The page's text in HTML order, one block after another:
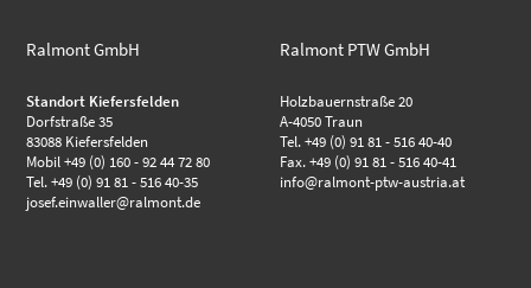
Ralmont GmbH
Standort Kiefersfelden
Dorfstraße 35
83088 Kiefersfelden
Mobil +49 (0) 160 - 92 44 72 80
Tel. +49 (0) 91 81 - 516 40-35
josef.einwaller@ralmont.de
Ralmont PTW GmbH
Holzbauernstraße 20
A-4050 Traun
Tel. +49 (0) 91 81 - 516 40-40
Fax. +49 (0) 91 81 - 516 40-41
info@ralmont-ptw-austria.at